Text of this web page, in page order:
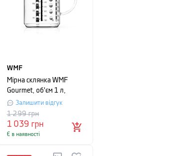
WMF
Мірна склянка WMF
Gourmet, об'єм 1 л,
прозорий
Залишити відгук
1 039 грн
1 299грн
Є в наявності